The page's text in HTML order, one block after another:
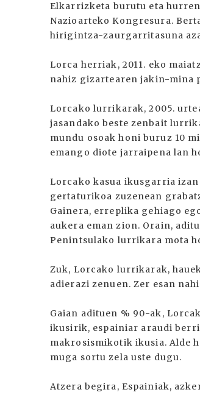
Elkarrizketa burutu eta
Nazioarteko Kongresura.
hirigintza-zaurgarritasuna
Lorca herriak, 2011. eko
nahiz gizartearen jakin-mina
Lorcako lurrikarak, 2005.
jasandako beste zenbait
mundu osoak honi buruz 10
emango diote jarraipena lan
Lorcako kasua ikusgarria
gertaturikoa zuzenean
Gainera, erreplika gehiago
aukera eman zion. Orain,
Penintsulako lurrikara mota
Zuk, Lorcako lurrikarak,
adierazi zenuen. Zer esan
Gaian adituen % 90-ak,
ikusirik, espainiar araudi
makrosismikotik ikusia. Alde
muga sortu zela uste dugu.
Atzera begira, Espainiak,